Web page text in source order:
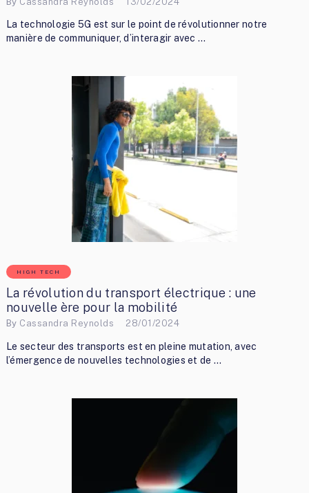
La technologie 5G est sur le point de révolutionner notre
manière de communiquer, d’interagir avec …
HIGH TECH
La révolution du transport électrique : une
nouvelle ère pour la mobilité
By Cassandra Reynolds 28/01/2024
Le secteur des transports est en pleine mutation, avec
l’émergence de nouvelles technologies et de …